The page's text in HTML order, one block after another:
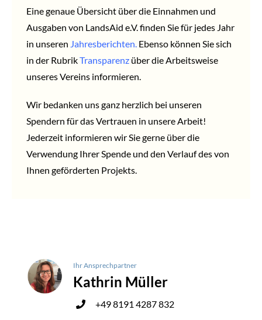
Eine genaue Übersicht über die Einnahmen und
Ausgaben von LandsAid e.V. finden Sie für jedes Jahr
in unseren Jahresberichten.Ebenso können Sie sich
in der RubrikTransparenz über die Arbeitsweise
unseres Vereins informieren.
Wir bedanken uns ganz herzlich bei unseren
Spendern für das Vertrauen in unsere Arbeit!
Jederzeit informieren wir Sie gerne über die
Verwendung Ihrer Spende und den Verlauf des von
Ihnen geförderten Projekts.
Ihr Ansprechpartner
Kathrin Müller
+49 8191 4287 832